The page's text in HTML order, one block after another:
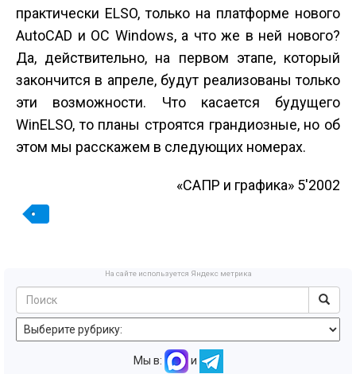
практически ELSO, только на платформе нового
AutoCAD и ОС Windows, а что же в ней нового?
Да, действительно, на первом этапе, который
закончится в апреле, будут реализованы только
эти возможности. Что касается будущего
WinELSO, то планы строятся грандиозные, но об
этом мы расскажем в следующих номерах.
«САПР и графика» 5'2002
На сайте используется Яндекс метрика
Мы в: и